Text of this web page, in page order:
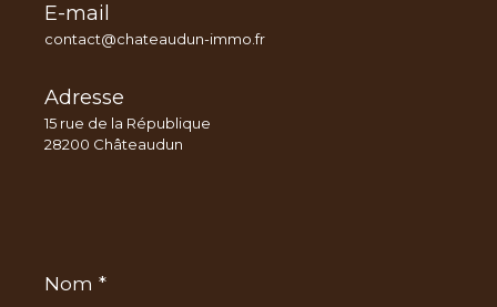
E-mail
contact@chateaudun-immo.fr
Adresse
15 rue de la République
28200 Châteaudun
*